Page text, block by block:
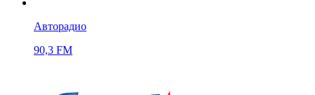
Авторадио
90,3 FM